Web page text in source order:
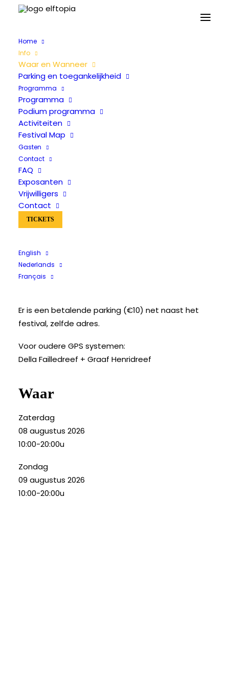
Home
Info
Waar en Wanneer
Parking en toegankelijkheid
Programma
Programma
Podium programma
Activiteiten
Festival Map
Gasten
Contact
FAQ
Exposanten
Vrijwilligers
Contact
TICKETS
English
Nederlands
Français
Waar en
Wanneer
Kasteel Ooidonk
Ooidonkdreef 9
Er is een betalende parking (€10) net naast het
festival, zelfde adres.
Voor oudere GPS systemen:
Della Failledreef + Graaf Henridreef
Waar
Zaterdag
08 augustus 2026
10:00-20:00u
Zondag
09 augustus 2026
10:00-20:00u